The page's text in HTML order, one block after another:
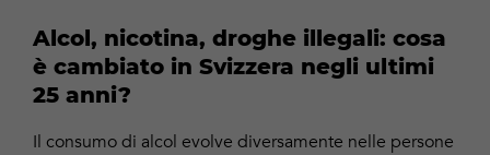
Alcol, nicotina, droghe illegali: cosa
è cambiato in Svizzera negli ultimi
25 anni?
Il consumo di alcol evolve diversamente nelle persone